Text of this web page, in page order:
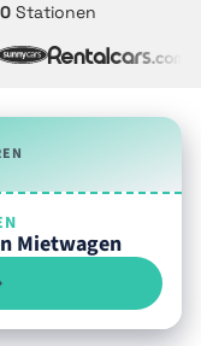
Stationen
Mietwagen